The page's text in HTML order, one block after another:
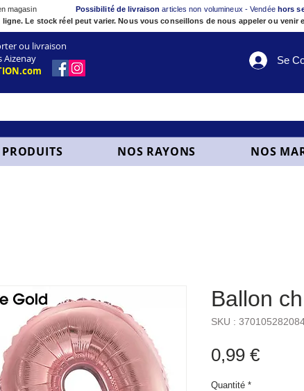
magasin Possibilité de livraisonarticles non volumineux - Vendée hors
Le stock réel peut varier. Nous vous conseillons de nous appeler ou
ou livraison
Aizenay
Se
NOS RAYONS NOS
Ballon
SKU :
0,99 €Prix
Quantité *